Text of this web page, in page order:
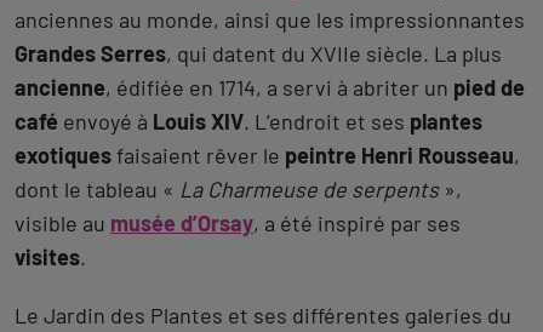
anciennes au monde, ainsi que les impressionnantes
Grandes Serres, qui datent du XVIIe siècle. La plus
ancienne, édifiée en 1714, a servi à abriter un pied de
café envoyé à Louis XIV. L’endroit et ses plantes
exotiquesfaisaient rêver le peintre Henri Rousseau,
dont le tableau « La Charmeuse de serpents»,
visible au musée d’Orsay, a été inspiré par ses
visites.
Le Jardin des Plantes et ses différentes galeries du